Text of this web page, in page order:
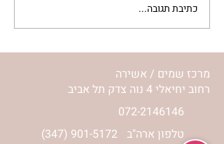
ביגלה ירושלמי–חלות ועוגת
שמרים מבצק אחד | נורית
אילון הירש
כתיבת תגובה...
מרכז שמים / אשירה
רחוב יחיאלי 4 נוה צדק תל אביב
072-2146146
(347) 901-5172 טלפון ארה"ב